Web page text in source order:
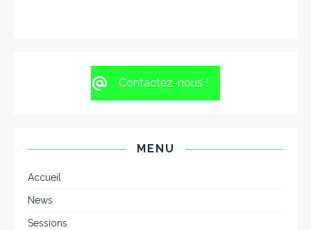
Contactez-nous !
MENU
Accueil
News
Sessions